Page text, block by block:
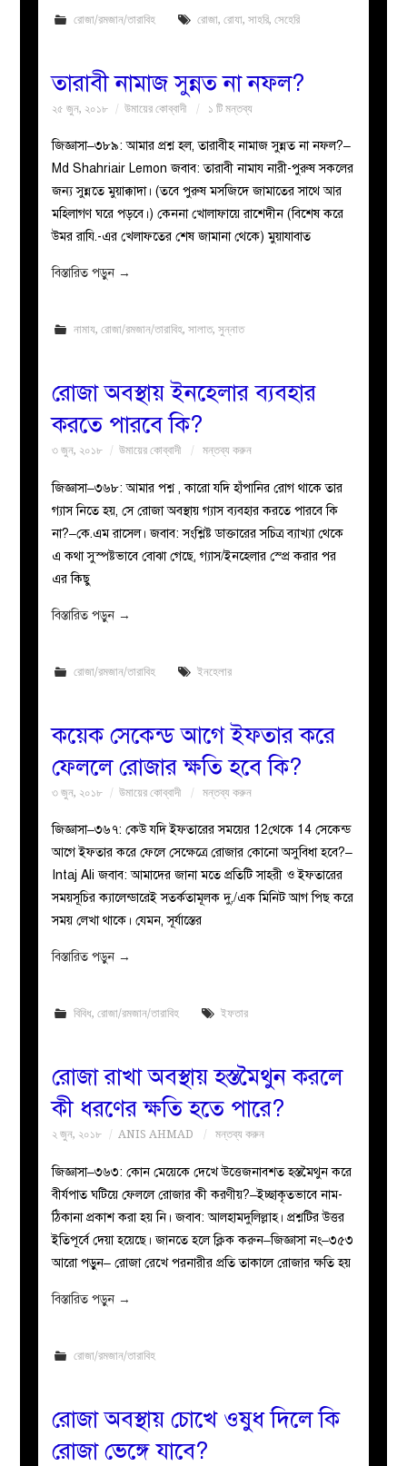
রোজা/রমজান/তারাবিহ রোজা, রোযা, সাহরি, সেহেরি
তারাবী নামাজ সুন্নত না নফল?
২৫ জুন, ২০১৮ উমায়ের কোব্বাদী ১ টি মন্তব্য
জিজ্ঞাসা–৩৮৯: আমার প্রশ্ন হল, তারাবীহ নামাজ সুন্নত না নফল?–
Md Shahriair Lemon জবাব: তারাবী নামায নারী-পুরুষ সকলের
জন্য সুন্নতে মুয়াক্কাদা। (তবে পুরুষ মসজিদে জামাতের সাথে আর
মহিলাগণ ঘরে পড়বে।) কেননা খোলাফায়ে রাশেদীন (বিশেষ করে
উমর রাযি.-এর খেলাফতের শেষ জামানা থেকে) মুয়াযাবাত
বিস্তারিত পড়ুন →
নামায, রোজা/রমজান/তারাবিহ, সালাত, সুন্নাত
রোজা অবস্থায় ইনহেলার ব্যবহার
করতে পারবে কি?
৩ জুন, ২০১৮ উমায়ের কোব্বাদী মন্তব্য করুন
জিজ্ঞাসা–৩৬৮: আমার পশ্ন , কারো যদি হাঁপানির রোগ থাকে তার
গ্যাস নিতে হয়, সে রোজা অবস্থায় গ্যাস ব্যবহার করতে পারবে কি
না?–কে.এম রাসেল। জবাব: সংশ্লিষ্ট ডাক্তারের সচিত্র ব্যাখ্যা থেকে
এ কথা সুস্পষ্টভাবে বোঝা গেছে, গ্যাস/ইনহেলার স্প্রে করার পর
এর কিছু
বিস্তারিত পড়ুন →
রোজা/রমজান/তারাবিহ ইনহেলার
কয়েক সেকেন্ড আগে ইফতার করে
ফেললে রোজার ক্ষতি হবে কি?
৩ জুন, ২০১৮ উমায়ের কোব্বাদী মন্তব্য করুন
জিজ্ঞাসা–৩৬৭: কেউ যদি ইফতারের সময়ের 12থেকে 14 সেকেন্ড
আগে ইফতার করে ফেলে সেক্ষেত্রে রোজার কোনো অসুবিধা হবে?–
Intaj Ali জবাব: আমাদের জানা মতে প্রতিটি সাহরী ও ইফতারের
সময়সূচির ক্যালেন্ডারেই সতর্কতামূলক দু,/এক মিনিট আগ পিছ করে
সময় লেখা থাকে। যেমন, সূর্যাস্তের
বিস্তারিত পড়ুন →
বিবিধ, রোজা/রমজান/তারাবিহ ইফতার
রোজা রাখা অবস্থায় হস্তমৈথুন করলে
কী ধরণের ক্ষতি হতে পারে?
২ জুন, ২০১৮ ANIS AHMAD মন্তব্য করুন
জিজ্ঞাসা–৩৬৩: কোন মেয়েকে দেখে উত্তেজনাবশত হস্তমৈথুন করে
বীর্যপাত ঘটিয়ে ফেললে রোজার কী করণীয়?–ইচ্ছাকৃতভাবে নাম-
ঠিকানা প্রকাশ করা হয় নি। জবাব: আলহামদুলিল্লাহ। প্রশ্নটির উত্তর
ইতিপূর্বে দেয়া হয়েছে। জানতে হলে ক্লিক করুন–জিজ্ঞাসা নং–৩৫৩
আরো পড়ুন– রোজা রেখে পরনারীর প্রতি তাকালে রোজার ক্ষতি হয়
বিস্তারিত পড়ুন →
রোজা/রমজান/তারাবিহ
রোজা অবস্থায় চোখে ওষুধ দিলে কি
রোজা ভেঙ্গে যাবে?